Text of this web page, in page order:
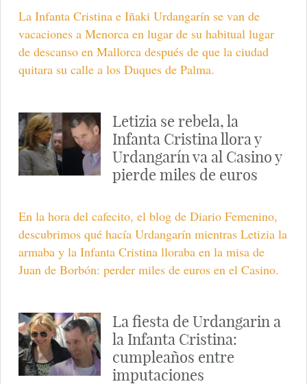
La Infanta Cristina e Iñaki Urdangarín se van de
vacaciones a Menorca en lugar de su habitual lugar
de descanso en Mallorca después de que la ciudad
quitara su calle a los Duques de Palma.
Letizia se rebela, la
Infanta Cristina llora y
Urdangarín va al Casino y
pierde miles de euros
En la hora del cafecito, el blog de Diario Femenino,
descubrimos qué hacía Urdangarín mientras Letizia la
armaba y la Infanta Cristina lloraba en la misa de
Juan de Borbón: perder miles de euros en el Casino.
La fiesta de Urdangarin a
la Infanta Cristina:
cumpleaños entre
imputaciones